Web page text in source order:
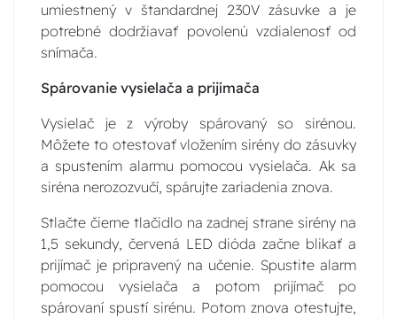
umiestnený v štandardnej 230V zásuvke a je
potrebné dodržiavať povolenú vzdialenosť od
snímača.
Spárovanie vysielača a prijímača
Vysielač je z výroby spárovaný so sirénou.
Môžete to otestovať vložením sirény do zásuvky
a spustením alarmu pomocou vysielača. Ak sa
siréna nerozozvučí, spárujte zariadenia znova.
Stlačte čierne tlačidlo na zadnej strane sirény na
1,5 sekundy, červená LED dióda začne blikať a
prijímač je pripravený na učenie. Spustite alarm
pomocou vysielača a potom prijímač po
spárovaní spustí sirénu. Potom znova otestujte,